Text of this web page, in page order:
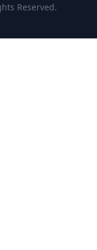
Reserved.